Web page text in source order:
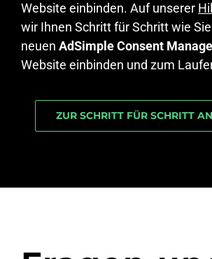
Website einbinden. Auf unserer
wir Ihnen Schritt für Schritt wie
neuen AdSimple Consent
Website einbinden und zum
ZUR SCHRITT FÜR SCHRITT